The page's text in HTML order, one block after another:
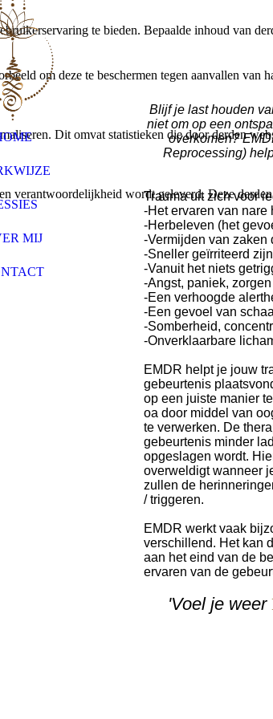
MIJ
Blijf je last houden
niet om op een
overkomen?
Reprocessing)
Trauma uit zich voor
-Het ervaren van nare
-Herbeleven (het
-Vermijden van zaken
-Sneller geïrriteerd
-Vanuit het niets
-Angst, paniek,
-Een verhoogde
-Een gevoel van
-Somberheid,
-Onverklaarbare
EMDR helpt je jouw
gebeurtenis
op een juiste manier
oa door middel van
te verwerken. De
gebeurtenis minder
opgeslagen wordt.
overweldigt wanneer
zullen de
/ triggeren.
EMDR werkt vaak
verschillend. Het kan
aan het eind van de
ervaren van de
'Voel je weer
te bieden. Bepaalde inhoud van
om deze te beschermen tegen aanvallen van
Dit omvat statistieken die door derden
verantwoordelijkheid wordt geleverd. Deze